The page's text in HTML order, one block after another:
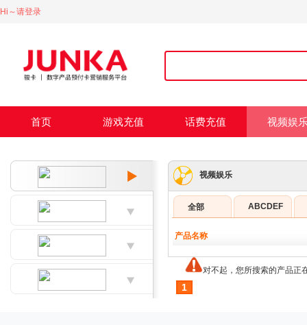
Hi～请登录
首页 游戏充值 话费充值 视频娱
视频娱乐
全部 ABCDEF
产品名称
对不起，您所搜索的产品正
1